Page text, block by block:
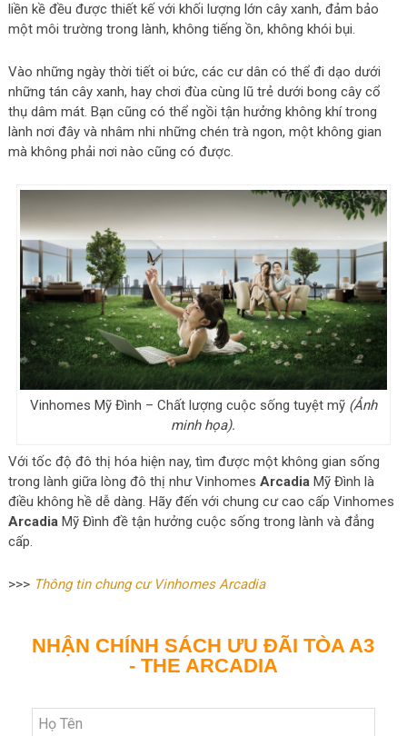
liền kề đều được thiết kế với khối lượng lớn cây xanh, đảm bảo
một môi trường trong lành, không tiếng ồn, không khói bụi.
Vào những ngày thời tiết oi bức, các cư dân có thể đi dạo dưới
những tán cây xanh, hay chơi đùa cùng lũ trẻ dưới bong cây cổ
thụ dâm mát. Bạn cũng có thể ngồi tận hưởng không khí trong
lành nơi đây và nhâm nhi những chén trà ngon, một không gian
mà không phải nơi nào cũng có được.
Vinhomes Mỹ Đình – Chất lượng cuộc sống tuyệt mỹ (Ảnh
minh họa).
Với tốc độ đô thị hóa hiện nay, tìm được một không gian sống
trong lành giữa lòng đô thị như Vinhomes Arcadia Mỹ Đình là
điều không hề dễ dàng. Hãy đến với chung cư cao cấp Vinhomes
ArcadiaMỹ Đình đề tận hưởng cuộc sống trong lành và đẳng
cấp.
>>> Thông tin chung cư Vinhomes Arcadia
NHẬN CHÍNH SÁCH ƯU ĐÃI TÒA A3
- THE ARCADIA